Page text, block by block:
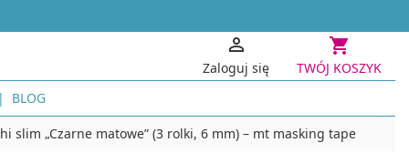

Zaloguj się

TWÓJ KOSZYK
I TECHNIKI PAPIEROWE
BLOG
slim „Czarne matowe” (3 rolki, 6 mm) – mt masking tape